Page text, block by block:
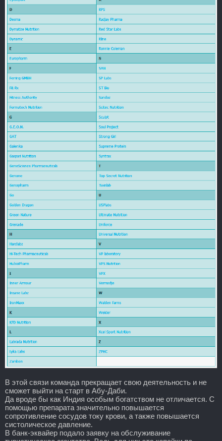
В этой связи команда прекращает свою деятельность и не
сможет выйти на старт в Абу-Даби.
Да вроде бы как Индия особым богатством не отличается. С
помощью препарата значительно повышается
сопротивление сосудов току крови, а также повышается
систолическое давление.
В банк-эквайер подало заявку на обслуживание